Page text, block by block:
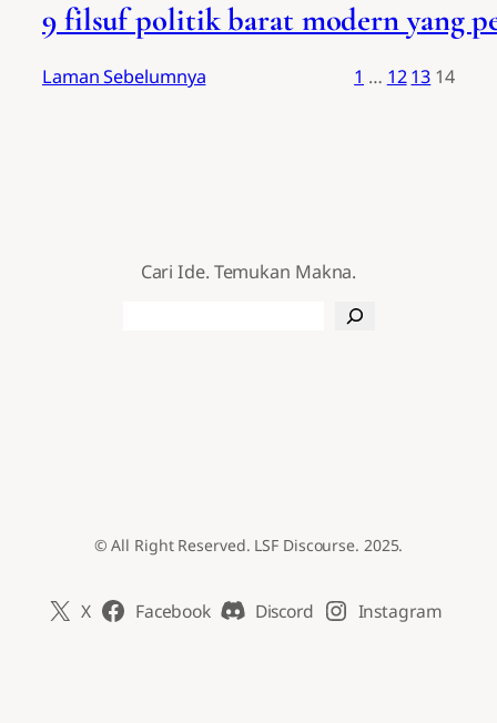
9 filsuf politik barat modern yang
Laman Sebelumnya 1 … 12 13 14
Cari Ide. Temukan Makna.
© All Right Reserved. LSF Discourse. 2025.
X Facebook Discord Instagram